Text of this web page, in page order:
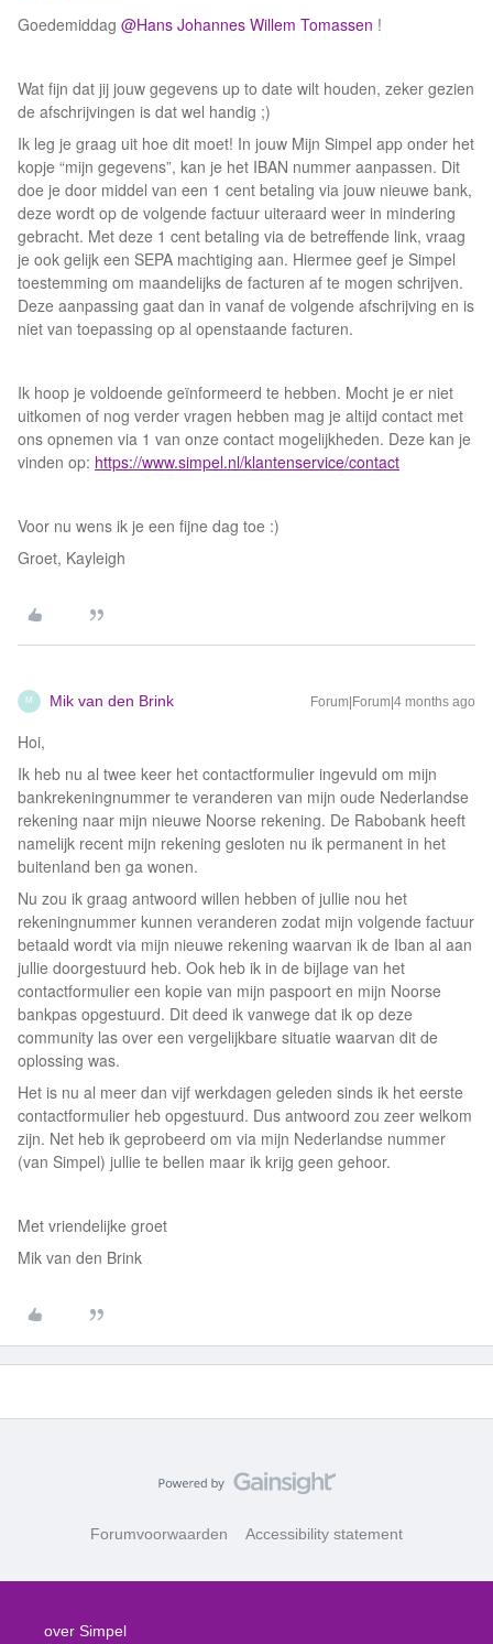
Goedemiddag ​ @Hans Johannes Willem Tomassen !
Wat fijn dat jij jouw gegevens up to date wilt houden, zeker gezien
de afschrijvingen is dat wel handig ;)
Ik leg je graag uit hoe dit moet! In jouw Mijn Simpel app onder het
kopje “mijn gegevens”, kan je het IBAN nummer aanpassen. Dit
doe je door middel van een 1 cent betaling via jouw nieuwe bank,
deze wordt op de volgende factuur uiteraard weer in mindering
gebracht. Met deze 1 cent betaling via de betreffende link, vraag
je ook gelijk een SEPA machtiging aan. Hiermee geef je Simpel
toestemming om maandelijks de facturen af te mogen schrijven.
Deze aanpassing gaat dan in vanaf de volgende afschrijving en is
niet van toepassing op al openstaande facturen.
Ik hoop je voldoende geïnformeerd te hebben. Mocht je er niet
uitkomen of nog verder vragen hebben mag je altijd contact met
ons opnemen via 1 van onze contact mogelijkheden. Deze kan je
vinden op: https://www.simpel.nl/klantenservice/contact
Voor nu wens ik je een fijne dag toe :)
Groet, Kayleigh
M Mik van den Brink Forum|Forum|4 months ago
Hoi,
Ik heb nu al twee keer het contactformulier ingevuld om mijn
bankrekeningnummer te veranderen van mijn oude Nederlandse
rekening naar mijn nieuwe Noorse rekening. De Rabobank heeft
namelijk recent mijn rekening gesloten nu ik permanent in het
buitenland ben ga wonen.
Nu zou ik graag antwoord willen hebben of jullie nou het
rekeningnummer kunnen veranderen zodat mijn volgende factuur
betaald wordt via mijn nieuwe rekening waarvan ik de Iban al aan
jullie doorgestuurd heb. Ook heb ik in de bijlage van het
contactformulier een kopie van mijn paspoort en mijn Noorse
bankpas opgestuurd. Dit deed ik vanwege dat ik op deze
community las over een vergelijkbare situatie waarvan dit de
oplossing was.
Het is nu al meer dan vijf werkdagen geleden sinds ik het eerste
contactformulier heb opgestuurd. Dus antwoord zou zeer welkom
zijn. Net heb ik geprobeerd om via mijn Nederlandse nummer
(van Simpel) jullie te bellen maar ik krijg geen gehoor.
Met vriendelijke groet
Mik van den Brink
Forumvoorwaarden Accessibility statement
over Simpel